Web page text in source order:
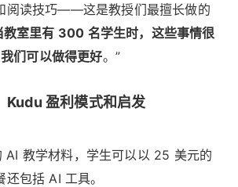
阅读技巧——这是教授们最擅长做的
教室里有 300 名学生时，这些事情很
们可以做得更好。”
Kudu 盈利模式和启发
AI 教学材料，学生可以以 25 美元的
包括 AI 工具。